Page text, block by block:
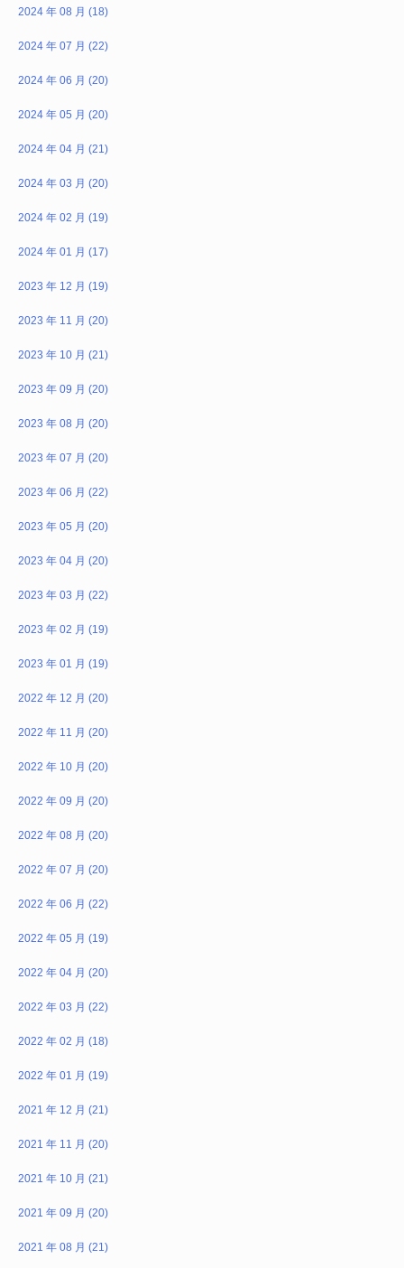
2024 年 08 月 (18)
2024 年 07 月 (22)
2024 年 06 月 (20)
2024 年 05 月 (20)
2024 年 04 月 (21)
2024 年 03 月 (20)
2024 年 02 月 (19)
2024 年 01 月 (17)
2023 年 12 月 (19)
2023 年 11 月 (20)
2023 年 10 月 (21)
2023 年 09 月 (20)
2023 年 08 月 (20)
2023 年 07 月 (20)
2023 年 06 月 (22)
2023 年 05 月 (20)
2023 年 04 月 (20)
2023 年 03 月 (22)
2023 年 02 月 (19)
2023 年 01 月 (19)
2022 年 12 月 (20)
2022 年 11 月 (20)
2022 年 10 月 (20)
2022 年 09 月 (20)
2022 年 08 月 (20)
2022 年 07 月 (20)
2022 年 06 月 (22)
2022 年 05 月 (19)
2022 年 04 月 (20)
2022 年 03 月 (22)
2022 年 02 月 (18)
2022 年 01 月 (19)
2021 年 12 月 (21)
2021 年 11 月 (20)
2021 年 10 月 (21)
2021 年 09 月 (20)
2021 年 08 月 (21)